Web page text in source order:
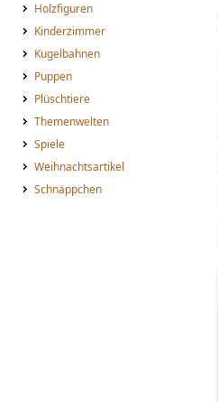
Holzfiguren
Kinderzimmer
Kugelbahnen
Puppen
Plüschtiere
Themenwelten
Spiele
Weihnachtsartikel
Schnäppchen